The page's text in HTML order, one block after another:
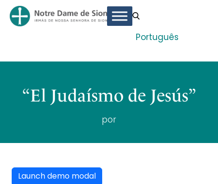
Português
“El Judaísmo de Jesús”
por
Launch demo modal